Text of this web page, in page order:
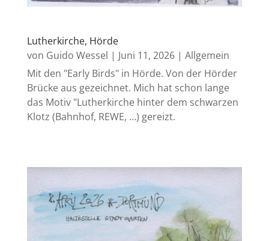
Lutherkirche, Hörde
von Guido Wessel | Juni 11, 2026| Allgemein
Mit den "Early Birds" in Hörde. Von der Hörder
Brücke aus gezeichnet. Mich hat schon lange
das Motiv "Lutherkirche hinter dem schwarzen
Klotz (Bahnhof, REWE, …) gereizt.